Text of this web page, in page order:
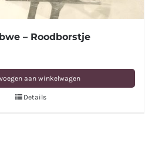
– Roodborstje
aan winkelwagen
Details